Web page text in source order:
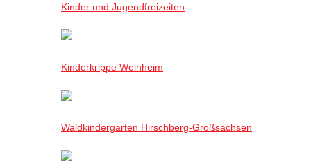
Kinder und Jugendfreizeiten
Kinderkrippe Weinheim
Waldkindergarten Hirschberg-Großsachsen